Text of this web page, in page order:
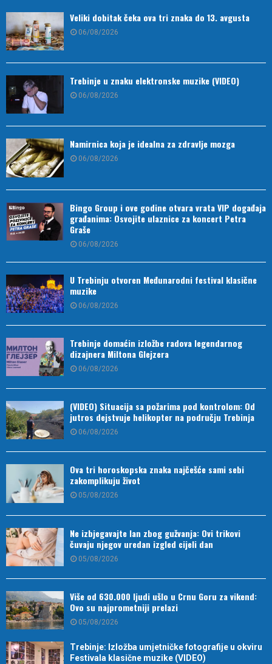
Veliki dobitak čeka ova tri znaka do 13. avgusta
06/08/2026
Trebinje u znaku elektronske muzike (VIDEO)
06/08/2026
Namirnica koja je idealna za zdravlje mozga
06/08/2026
Bingo Group i ove godine otvara vrata VIP događaja
građanima: Osvojite ulaznice za koncert Petra
Graše
06/08/2026
U Trebinju otvoren Međunarodni festival klasične
muzike
06/08/2026
Trebinje domaćin izložbe radova legendarnog
dizajnera Miltona Glejzera
06/08/2026
(VIDEO) Situacija sa požarima pod kontrolom: Od
jutros dejstvuje helikopter na području Trebinja
06/08/2026
Ova tri horoskopska znaka najčešće sami sebi
zakomplikuju život
05/08/2026
Ne izbjegavajte lan zbog gužvanja: Ovi trikovi
čuvaju njegov uredan izgled cijeli dan
05/08/2026
Više od 630.000 ljudi ušlo u Crnu Goru za vikend:
Ovo su najprometniji prelazi
05/08/2026
Trebinje: Izložba umjetničke fotografije u okviru
Festivala klasične muzike (VIDEO)